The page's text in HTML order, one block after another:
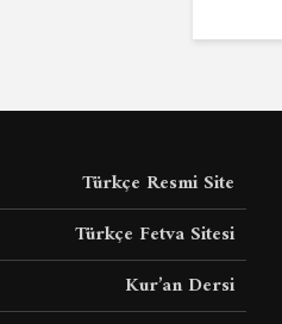
Türkçe Resmi Site
Türkçe Fetva Sitesi
Kur’an Dersi